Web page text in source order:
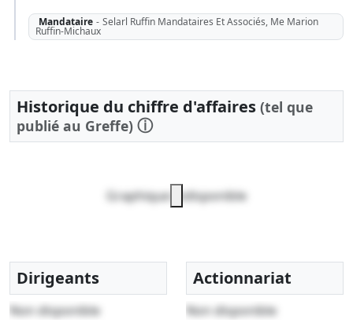
Mandataire - Selarl Ruffin Mandataires Et Associés, Me Marion
Ruffin-Michaux
Historique du chiffre d'affaires (tel que
publié au Greffe) ⓘ
Graphique indisponible
Dirigeants
Non disponible
Actionnariat
Non disponible